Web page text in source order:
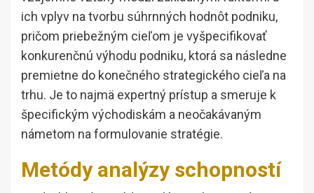
ich vplyv na tvorbu súhrnných hodnôt podniku,
pričom priebežným cieľom je vyšpecifikovať
konkurenčnú výhodu podniku, ktorá sa následne
premietne do konečného strategického cieľa na
trhu. Je to najmä expertný prístup a smeruje k
špecifickým východiskám a neočakávaným
námetom na formulovanie stratégie.
Metódy analýzy schopností